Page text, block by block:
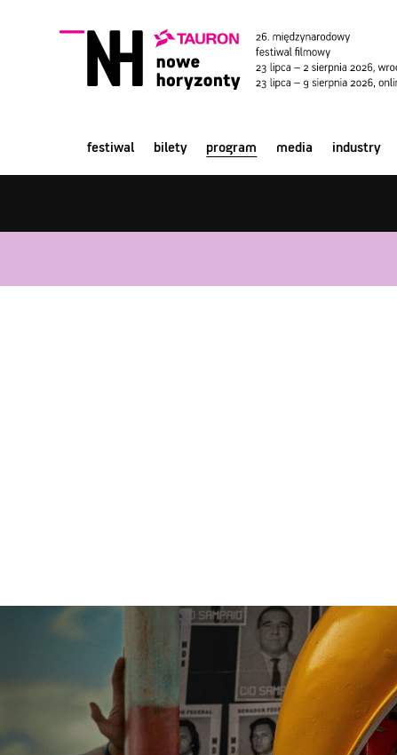
festiwal bilety program media industry